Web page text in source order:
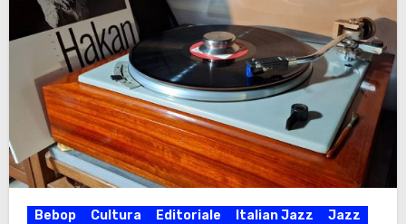
Bebop Cultura Editoriale Italian Jazz
Jazz